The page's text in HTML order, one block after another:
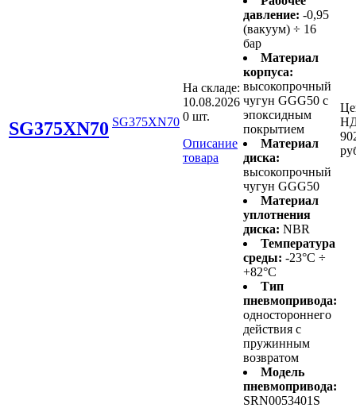
SG375XN70 SG375XN70
На складе:
10.08.2026
0 шт.
Описание
товара
давление: -0,95
(вакуум) ÷ 16
бар
Материал
корпуса:
высокопрочный
чугун GGG50 с
эпоксидным
покрытием
Материал
диска:
высокопрочный
чугун GGG50
Материал
уплотнения
диска: NBR
Температура
среды: -23°C ÷
+82°C
Тип
пневмопривода:
одностороннего
действия с
пружинным
возвратом
Модель
пневмопривода:
SRN0053401S